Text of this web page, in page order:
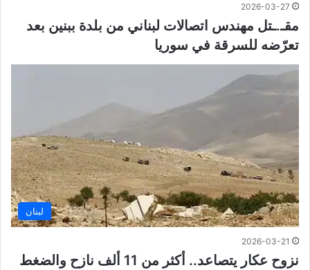
2026-03-27
مقـ.ـتل مهندس اتصالات لبناني من بلدة ببنين بعد
تعرّضه للسرقة في سوريا
لبنان
2026-03-21
نزوح عكار يتصاعد.. أكثر من 11 ألف نازح والضغط